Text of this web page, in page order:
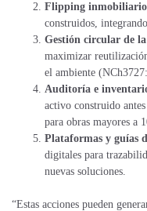
Flipping inmobiliario
construidos,
Gestión circular de
maximizar
el ambiente
Auditoría e
activo construido
para obras mayores a
Plataformas y guías
digitales para
nuevas soluciones.
“Estas acciones pueden